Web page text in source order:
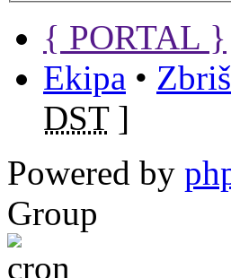
{ PORTAL }
Ekipa •
DST]
Powered by
Group